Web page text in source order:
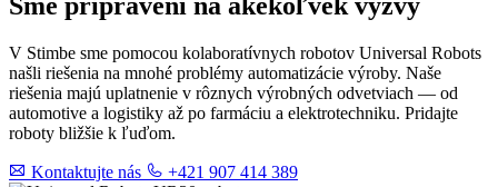
Sme pripravení na akékoľvek výzvy
V Stimbe sme pomocou kolaboratívnych robotov Universal Robots
našli riešenia na mnohé problémy automatizácie výroby. Naše
riešenia majú uplatnenie v rôznych výrobných odvetviach — od
automotive a logistiky až po farmáciu a elektrotechniku. Pridajte
roboty bližšie k ľuďom.
Kontaktujte nás +421 907 414 389